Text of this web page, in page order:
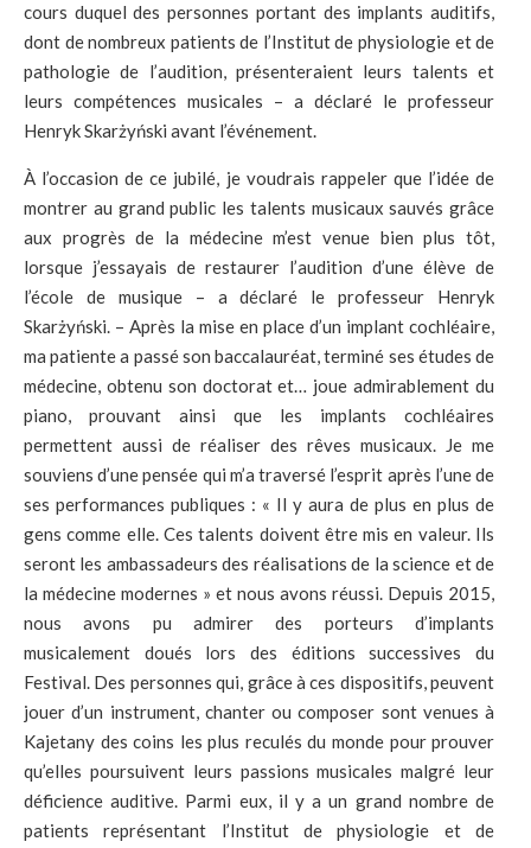
cours duquel des personnes portant des implants auditifs,
dont de nombreux patients de l’Institut de physiologie et de
pathologie de l’audition, présenteraient leurs talents et
leurs compétences musicales – a déclaré le professeur
Henryk Skarżyński avant l’événement.
À l’occasion de ce jubilé, je voudrais rappeler que l’idée de
montrer au grand public les talents musicaux sauvés grâce
aux progrès de la médecine m’est venue bien plus tôt,
lorsque j’essayais de restaurer l’audition d’une élève de
l’école de musique – a déclaré le professeur Henryk
Skarżyński. – Après la mise en place d’un implant cochléaire,
ma patiente a passé son baccalauréat, terminé ses études de
médecine, obtenu son doctorat et… joue admirablement du
piano, prouvant ainsi que les implants cochléaires
permettent aussi de réaliser des rêves musicaux. Je me
souviens d’une pensée qui m’a traversé l’esprit après l’une de
ses performances publiques : « Il y aura de plus en plus de
gens comme elle. Ces talents doivent être mis en valeur. Ils
seront les ambassadeurs des réalisations de la science et de
la médecine modernes » et nous avons réussi. Depuis 2015,
nous avons pu admirer des porteurs d’implants
musicalement doués lors des éditions successives du
Festival. Des personnes qui, grâce à ces dispositifs, peuvent
jouer d’un instrument, chanter ou composer sont venues à
Kajetany des coins les plus reculés du monde pour prouver
qu’elles poursuivent leurs passions musicales malgré leur
déficience auditive. Parmi eux, il y a un grand nombre de
patients représentant l’Institut de physiologie et de